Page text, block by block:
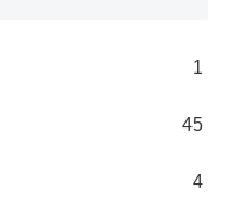
1
45
4